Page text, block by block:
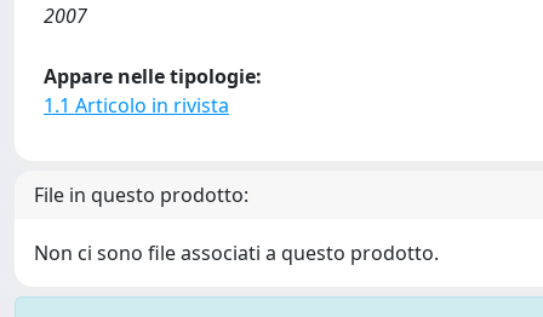
2007
Appare nelle tipologie:
1.1 Articolo in rivista
File in questo prodotto:
Non ci sono file associati a questo prodotto.